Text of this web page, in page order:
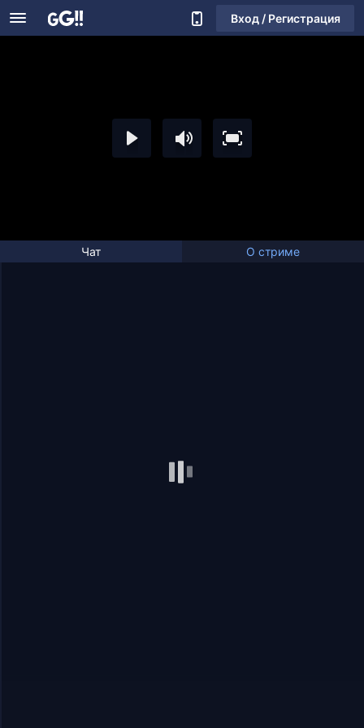
Вход / Регистрация
Чат О стриме